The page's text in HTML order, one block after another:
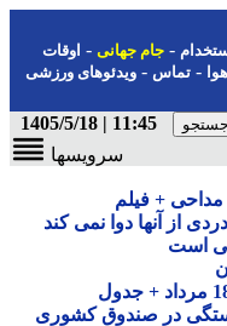
- جام جهانی-اوقات
تماس-ویدئوهای ورزشی
11:45 | 1405/5/18
سرویسها
+ فیلم
آنها دوا نمی کند
در صندوق کشوری